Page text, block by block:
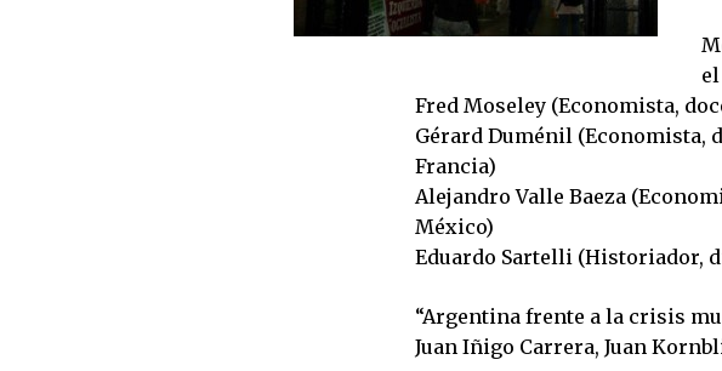
Fred Moseley (Economista,
Gérard Duménil (Economista,
Francia)
Alejandro Valle Baeza
México)
Eduardo Sartelli (Historiador,
“Argentina frente a la crisis
Juan Iñigo Carrera, Juan